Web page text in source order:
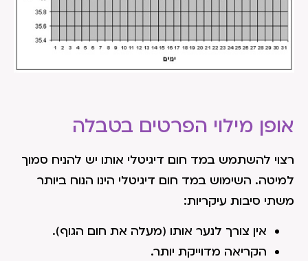
אופן מילוי הפרטים בטבלה
רצוי להשתמש במד חום דיגיטלי אותו יש להניח סמוך
למיטה. השימוש במד חום דיגיטלי הינו הנוח ביותר
משתי סיבות עיקריות:
אין צורך לנער אותו (מעלה את חום הגוף).
הקריאה מדוייקת יותר.